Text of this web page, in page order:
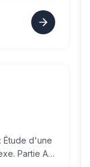
Étude d'une
Partie A